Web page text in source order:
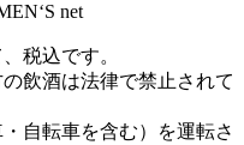
net
税込です。
の飲酒は法律で禁止されて
自転車を含む）を運転さ